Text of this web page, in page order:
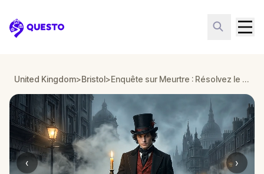
Questo
United Kingdom>Bristol> Enquête sur Meurtre : Résolvez le Cas à Bristol
‹ ›